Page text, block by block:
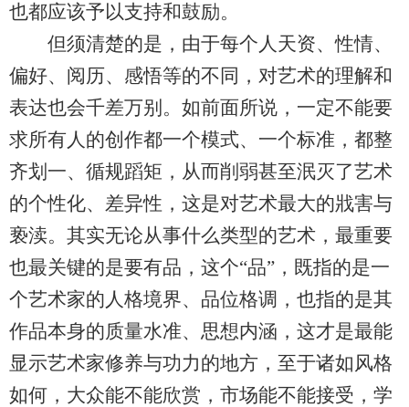
也都应该予以支持和鼓励。
但须清楚的是，由于每个人天资、性情、
偏好、阅历、感悟等的不同，对艺术的理解和
表达也会千差万别。如前面所说，一定不能要
求所有人的创作都一个模式、一个标准，都整
齐划一、循规蹈矩，从而削弱甚至泯灭了艺术
的个性化、差异性，这是对艺术最大的戕害与
亵渎。其实无论从事什么类型的艺术，最重要
也最关键的是要有品，这个“品”，既指的是一
个艺术家的人格境界、品位格调，也指的是其
作品本身的质量水准、思想内涵，这才是最能
显示艺术家修养与功力的地方，至于诸如风格
如何，大众能不能欣赏，市场能不能接受，学